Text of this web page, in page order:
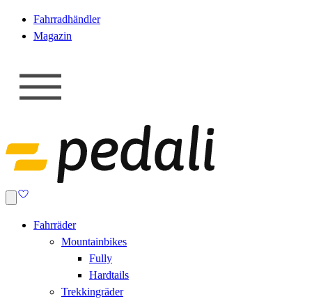
Fahrradhändler
Magazin
Fahrräder
Mountainbikes
Fully
Hardtails
Trekkingräder